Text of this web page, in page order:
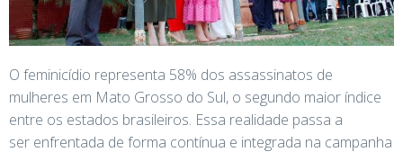
O feminicídio representa 58% dos assassinatos de
mulheres em Mato Grosso do Sul, o segundo maior índice
entre os estados brasileiros. Essa realidade passa a
ser enfrentada de forma contínua e integrada na campanha